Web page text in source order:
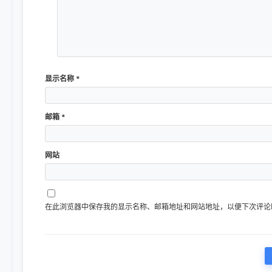
显示名称 *
邮箱 *
网站
在此浏览器中保存我的显示名称、邮箱地址和网站地址，以便下次评